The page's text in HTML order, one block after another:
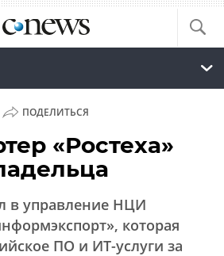
ПОДЕЛИТЬСЯ
«Ростеха»
в управление НЦИ
которая
ПО и ИТ-услуги за